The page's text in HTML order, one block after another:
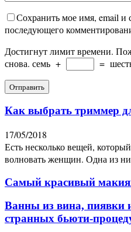
Сохранить мое имя, email и
последующего
Достигнут лимит времени.
снова. семь + =
Как выбрать триммер
17/05/2018
Есть несколько вещей,
волновать женщин. Одна из
Самый красивый
Ванны из вина, пиявки
странных бьюти-